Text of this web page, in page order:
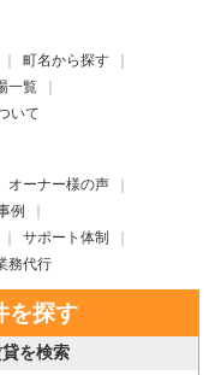
町名から探す
一覧
いて
オーナー様の声
例
サポート体制
務代行
を探す
を検索